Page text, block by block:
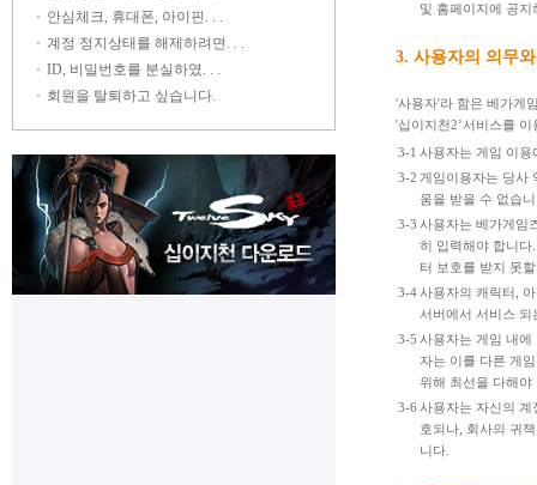
안심체크, 휴대폰, 아이핀. . .
계정 정지상태를 해제하려면. . .
ID, 비밀번호를 분실하였. . .
회원을 탈퇴하고 싶습니다.
및 홈페이지에 공
3. 사용자의 의무
'사용자'라 함은 베가게
'십이지천2’서비스를
3-1 사용자는 게임 이
3-2 게임이용자는 당사
움을 받을 수 없습
3-3 사용자는 베가게임
히 입력해야 합니다
터 보호를 받지 못
3-4 사용자의 캐릭터,
서버에서 서비스
3-5 사용자는 게임 내
자는 이를 다른 게
위해 최선을 다해야
3-6 사용자는 자신의
호되나, 회사의 귀
니다.